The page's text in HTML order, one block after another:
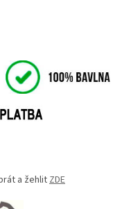
a žehlitZDE